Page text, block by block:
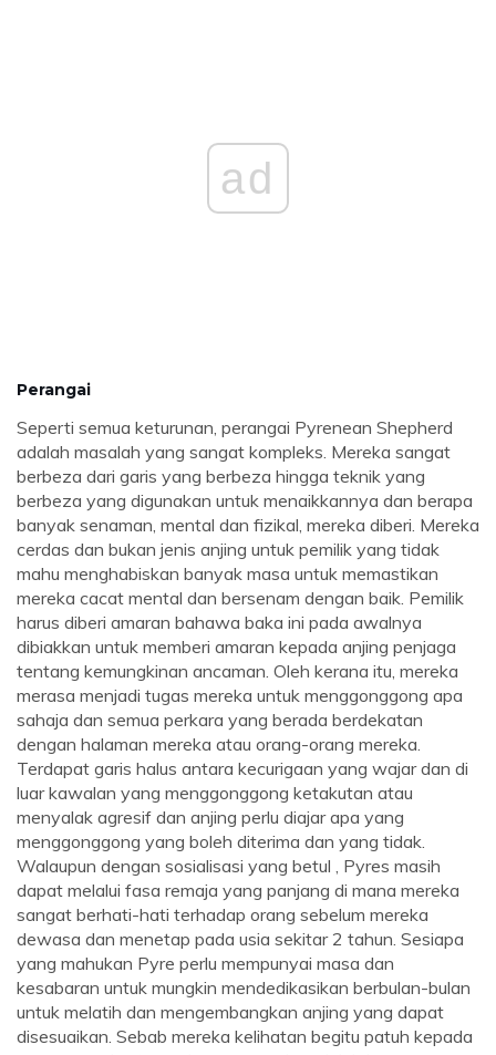
ad
Perangai
Seperti semua keturunan, perangai Pyrenean Shepherd
adalah masalah yang sangat kompleks. Mereka sangat
berbeza dari garis yang berbeza hingga teknik yang
berbeza yang digunakan untuk menaikkannya dan berapa
banyak senaman, mental dan fizikal, mereka diberi. Mereka
cerdas dan bukan jenis anjing untuk pemilik yang tidak
mahu menghabiskan banyak masa untuk memastikan
mereka cacat mental dan bersenam dengan baik. Pemilik
harus diberi amaran bahawa baka ini pada awalnya
dibiakkan untuk memberi amaran kepada anjing penjaga
tentang kemungkinan ancaman. Oleh kerana itu, mereka
merasa menjadi tugas mereka untuk menggonggong apa
sahaja dan semua perkara yang berada berdekatan
dengan halaman mereka atau orang-orang mereka.
Terdapat garis halus antara kecurigaan yang wajar dan di
luar kawalan yang menggonggong ketakutan atau
menyalak agresif dan anjing perlu diajar apa yang
menggonggong yang boleh diterima dan yang tidak.
Walaupun dengan sosialisasi yang betul , Pyres masih
dapat melalui fasa remaja yang panjang di mana mereka
sangat berhati-hati terhadap orang sebelum mereka
dewasa dan menetap pada usia sekitar 2 tahun. Sesiapa
yang mahukan Pyre perlu mempunyai masa dan
kesabaran untuk mungkin mendedikasikan berbulan-bulan
untuk melatih dan mengembangkan anjing yang dapat
disesuaikan. Sebab mereka kelihatan begitu patuh kepada